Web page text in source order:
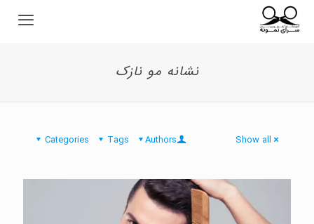
نشانه مو نازک
Categories Tags Authors Show all